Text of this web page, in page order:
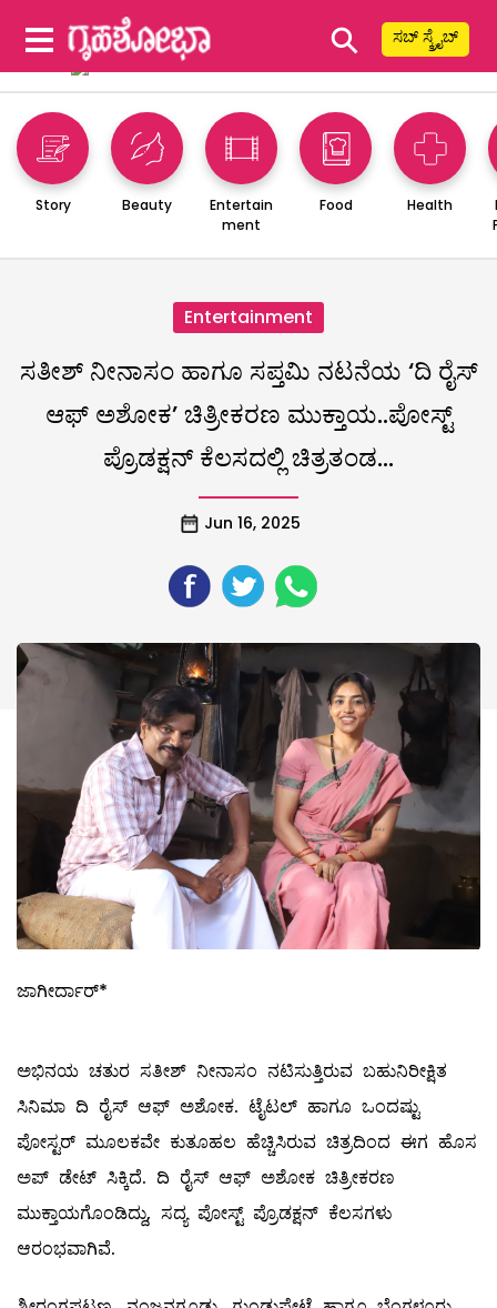
⚲ ಸಬ್ ಸ್ಕ್ರೈಬ್
Story Beauty
Entertain
ment
Food Health
Entertainment
ಸತೀಶ್ ನೀನಾಸಂ ಹಾಗೂ ಸಪ್ತಮಿ ನಟನೆಯ ‘ದಿ ರೈಸ್
ಆಫ್ ಅಶೋಕ’ ಚಿತ್ರೀಕರಣ ಮುಕ್ತಾಯ..ಪೋಸ್ಟ್
ಪ್ರೊಡಕ್ಷನ್ ಕೆಲಸದಲ್ಲಿ ಚಿತ್ರತಂಡ…
Jun 16, 2025
ಜಾಗೀರ್ದಾರ್*
ಅಭಿನಯ ಚತುರ ಸತೀಶ್ ನೀನಾಸಂ ನಟಿಸುತ್ತಿರುವ ಬಹುನಿರೀಕ್ಷಿತ
ಸಿನಿಮಾ ದಿ ರೈಸ್ ಆಫ್ ಅಶೋಕ. ಟೈಟಲ್ ಹಾಗೂ ಒಂದಷ್ಟು
ಪೋಸ್ಟರ್ ಮೂಲಕವೇ ಕುತೂಹಲ ಹೆಚ್ಚಿಸಿರುವ ಚಿತ್ರದಿಂದ ಈಗ ಹೊಸ
ಅಪ್ ಡೇಟ್ ಸಿಕ್ಕಿದೆ. ದಿ ರೈಸ್ ಆಫ್ ಅಶೋಕ ಚಿತ್ರೀಕರಣ
ಮುಕ್ತಾಯಗೊಂಡಿದ್ದು, ಸದ್ಯ ಪೋಸ್ಟ್ ಪ್ರೊಡಕ್ಷನ್ ಕೆಲಸಗಳು
ಆರಂಭವಾಗಿವೆ.